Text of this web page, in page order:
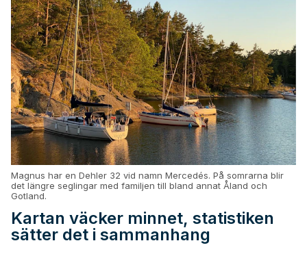
Magnus har en Dehler 32 vid namn Mercedés. På somrarna blir
det längre seglingar med familjen till bland annat Åland och
Gotland.
Kartan väcker minnet, statistiken
sätter det i sammanhang